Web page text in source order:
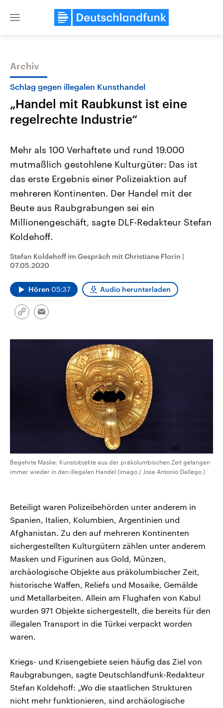
Close
Themen
Landtagswahl Sachsen-Anhalt
2026
Alle Informationen
Sachsen-Anhalt wählt am 6.
September 2026 einen neuen
Landtag. Seit 2021 wird das
Bundesland von einer Koalition aus
CDU, SPD und FDP regiert.-
Umfragen, Prognosen,
und Hintergründe zu den Parteien
und Kandidaten der anstehenden
Wahl.
USA
Aktuelle Beiträge,
Hintergründe
Wirtschaftlich und
gehören die Vereinigten
den mächtigsten Ländern
mit großem Einfluss auf
Sendungen Programm Podcasts
Archiv
Schlag gegen illegalen Kunsthandel
„Handel mit Raubkunst ist eine
regelrechte Industrie“
Mehr als 100 Verhaftete und rund 19.000
mutmaßlich gestohlene Kulturgüter: Das ist
das erste Ergebnis einer Polizeiaktion auf
mehreren Kontinenten. Der Handel mit der
Beute aus Raubgrabungen sei ein
Millionengeschäft, sagte DLF-Redakteur Stefan
Koldehoff.
Stefan Koldehoff im Gespräch mit Christiane Florin |
07.05.2020
Hören 05:37 Audio herunterladen
Link
Email
Begehrte Maske: Kunstobjekte aus der präkolumbischen Zeit gelangen
immer wieder in den illegalen Handel (imago / Jose Antonio Gallego )
Beteiligt waren Polizeibehörden unter anderem in
Spanien, Italien, Kolumbien, Argentinien und
Afghanistan. Zu den auf mehreren Kontinenten
sichergestellten Kulturgütern zählen unter anderem
Masken und Figurinen aus Gold, Münzen,
archäologische Objekte aus präkolumbischer Zeit,
historische Waffen, Reliefs und Mosaike, Gemälde
und Metallarbeiten. Allein am Flughafen von Kabul
wurden 971 Objekte sichergestellt, die bereits für den
illegalen Transport in die Türkei verpackt worden
waren.
Kriegs- und Krisengebiete seien häufig das Ziel von
Raubgrabungen, sagte Deutschlandfunk-Redakteur
Stefan Koldehoff: „Wo die staatlichen Strukturen
nicht mehr funktionieren, sind archäologische